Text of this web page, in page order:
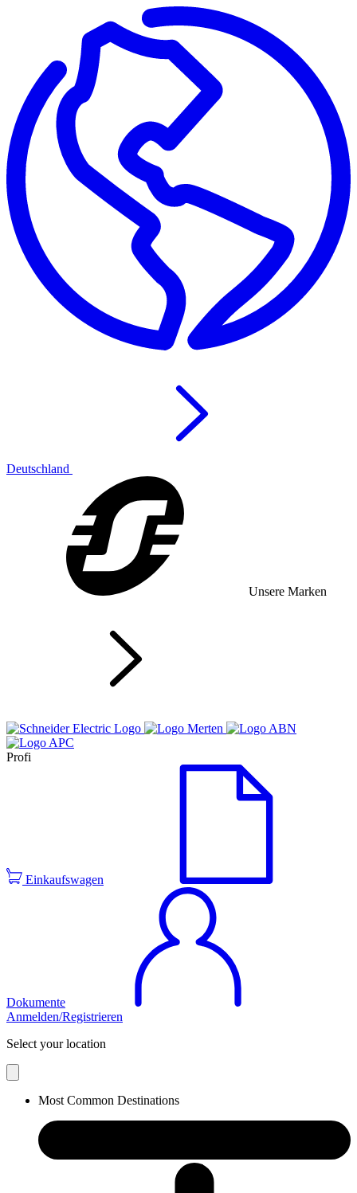
Deutschland
Unsere Marken
Profi
Einkaufswagen
Dokumente
Anmelden/Registrieren
Select your location
Most Common Destinations